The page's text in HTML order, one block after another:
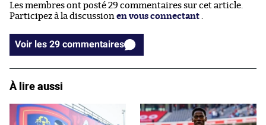
Les membres ont posté 29 commentaires sur cet article.
Participez à la discussion en vous connectant
Voir les 29 commentaires
À lire aussi